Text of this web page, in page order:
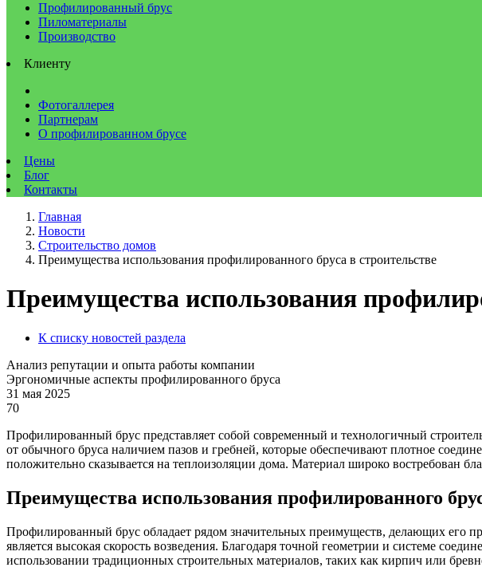
Профилированный брус
Пиломатериалы
Производство
Клиенту
Фотогаллерея
Партнерам
О профилированном брусе
Цены
Блог
Контакты
Главная
Новости
Строительство домов
Преимущества использования профилированного бруса в строительстве
Преимущества использования
К списку новостей раздела
Анализ репутации и опыта работы компании
Эргономичные аспекты профилированного бруса
31 мая 2025
70
Профилированный брус представляет собой современный и технологичный
от обычного бруса наличием пазов и гребней, которые обеспечивают плотное
положительно сказывается на теплоизоляции дома. Материал широко востребован
Преимущества использования профилированного
Профилированный брус обладает рядом значительных преимуществ, делающих его
является высокая скорость возведения. Благодаря точной геометрии и системе
использовании традиционных строительных материалов, таких как кирпич или